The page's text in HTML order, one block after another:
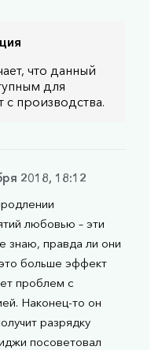
что данный
для
с производства.
2018, 18:12
любовью – эти
знаю, правда ли они
больше эффект
проблем с
Наконец-то он
разрядку
посоветовал